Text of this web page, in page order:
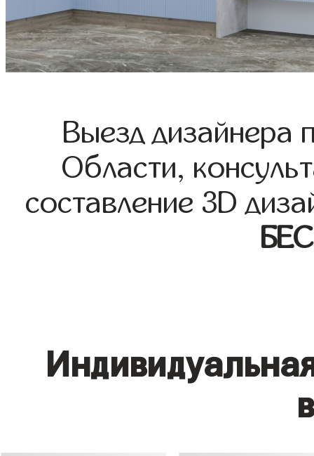
Выезд дизайнера
Области,
составление 3D